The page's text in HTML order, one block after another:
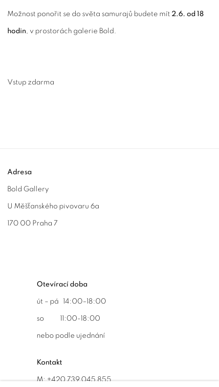
Možnost ponořit se do světa samurajů budete mít 2.6. od 18
hodin, v prostorách galerie Bold.
Vstup zdarma
Adresa
Bold Gallery
U Měšťanského pivovaru 6a
170 00 Praha 7
Otevírací doba
út – pá 14:00–18:00
so 11:00-18:00
nebo podle ujednání
Kontakt
M: +420 739 045 855